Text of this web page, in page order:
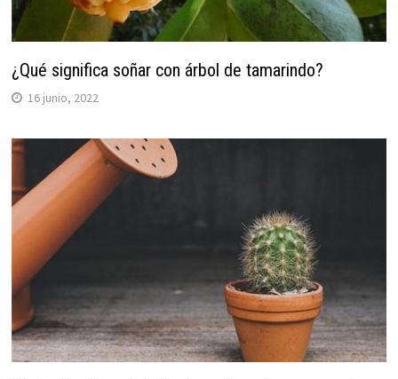
¿Qué significa soñar con árbol de tamarindo?
16 junio, 2022